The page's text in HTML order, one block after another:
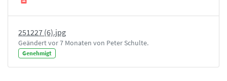
251227 (6).jpg
Geändert vor 7 Monaten von Peter Schulte.
Genehmigt